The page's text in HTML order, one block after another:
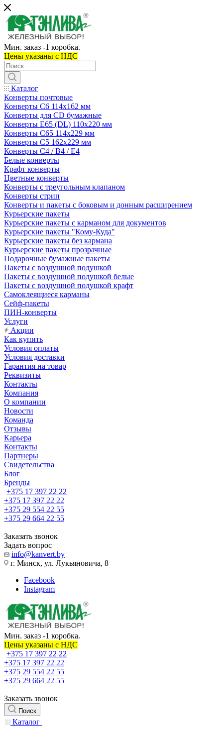
Мин. заказ -1 коробка.
Цены указаны c НДС
Каталог
Конверты почтовые
Конверты С6 114х162 мм
Конверты для CD бумажные
Конверты E65 (DL) 110х220 мм
Конверты С65 114х229 мм
Конверты С5 162х229 мм
Конверты С4 / B4 / E4
Белые конверты
Крафт конверты
Цветные конверты
Конверты с треугольным клапаном
Конверты стрип
Конверты и пакеты с боковым и донным расширением
Курьерские пакеты
Курьерские пакеты с карманом для документов
Курьерские пакеты "Кому-Куда"
Курьерские пакеты без кармана
Курьерские пакеты прозрачные
Подарочные бумажные пакеты
Пакеты с воздушной подушкой
Пакеты с воздушной подушкой белые
Пакеты с воздушной подушкой крафт
Самоклеящиеся карманы
Сейф-пакеты
ПИН-конверты
Услуги
Акции
Как купить
Условия оплаты
Условия доставки
Гарантия на товар
Реквизиты
Контакты
Компания
О компании
Новости
Команда
Отзывы
Карьера
Контакты
Партнеры
Свидетельства
Блог
Бренды
+375 17 397 22 22
+375 17 397 22 22
+375 29 554 22 55
+375 29 664 22 55
Заказать звонок
Задать вопрос
info@kanvert.by
г. Минск, ул. Лукьяновича, 8
Facebook
Instagram
Мин. заказ -1 коробка.
Цены указаны c НДС
+375 17 397 22 22
+375 17 397 22 22
+375 29 554 22 55
+375 29 664 22 55
Заказать звонок
Поиск
Каталог